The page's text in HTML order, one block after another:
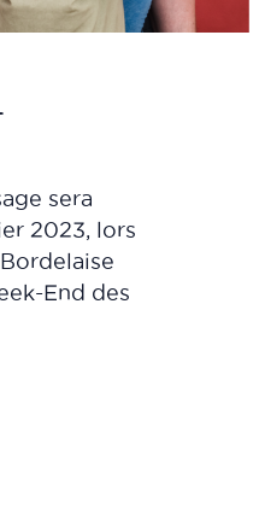
sera
2023, lors
End des